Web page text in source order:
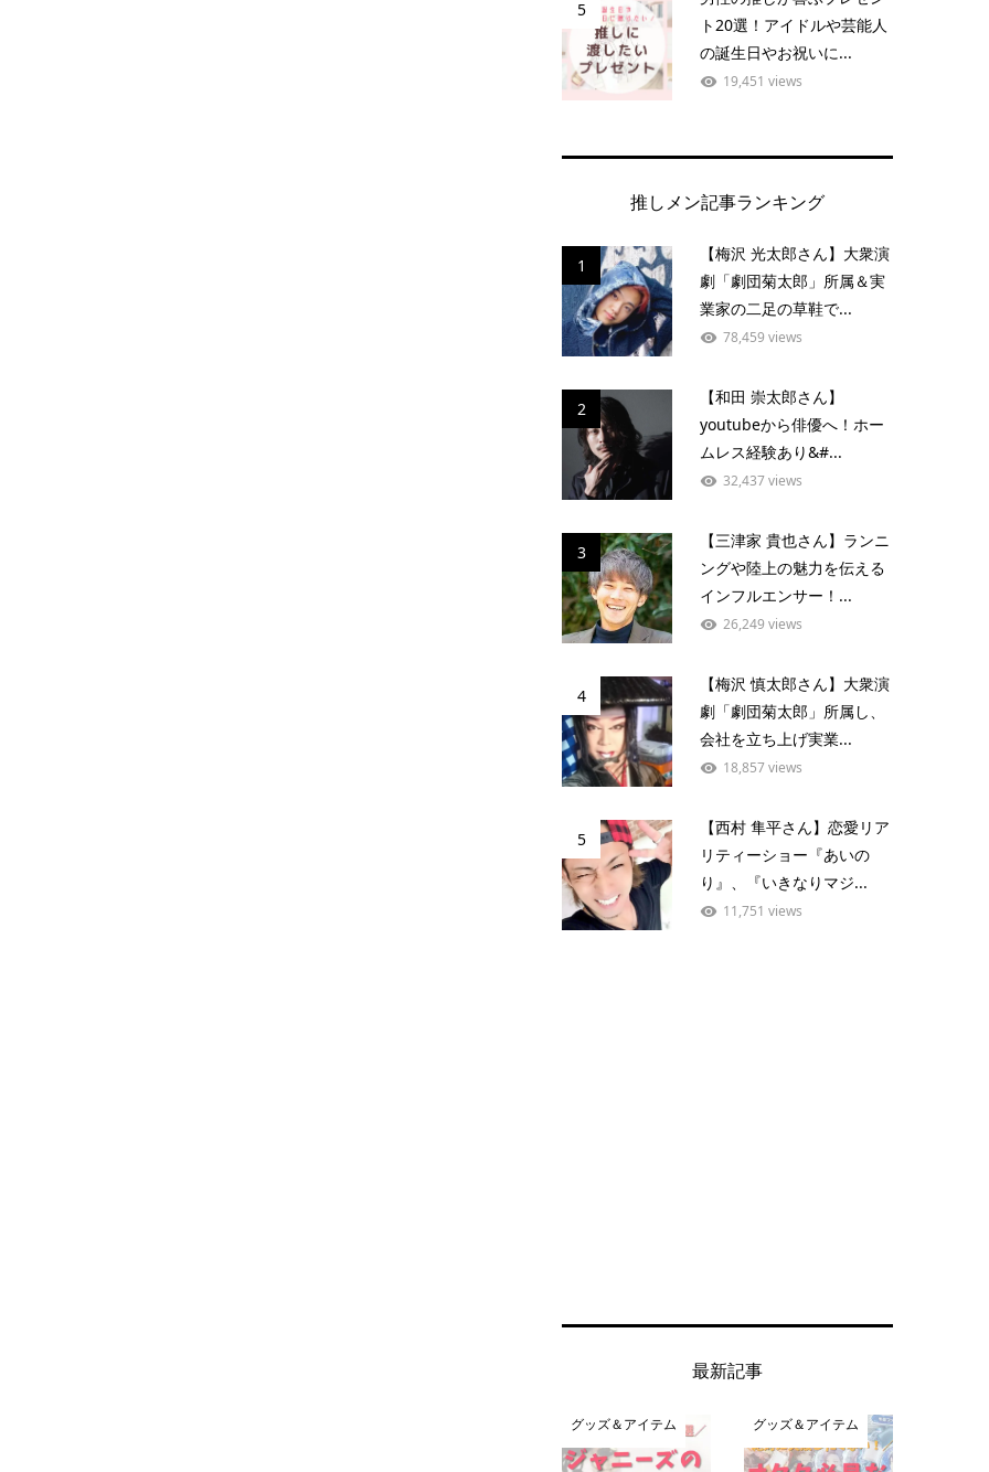
5
ト20選！アイドルや芸能人
の誕生日やお祝いに...
19,451 views
推しメン記事ランキング
1
【梅沢 光太郎さん】大衆演
劇「劇団菊太郎」所属＆実
業家の二足の草鞋で...
78,459 views
2
【和田 崇太郎さん】
youtubeから俳優へ！ホー
ムレス経験あり&#...
32,437 views
3
【三津家 貴也さん】ランニ
ングや陸上の魅力を伝える
インフルエンサー！...
26,249 views
4
【梅沢 慎太郎さん】大衆演
劇「劇団菊太郎」所属し、
会社を立ち上げ実業...
18,857 views
5
【西村 隼平さん】恋愛リア
リティーショー『あいの
り』、『いきなりマジ...
11,751 views
最新記事
グッズ＆アイテム グッズ＆アイテム